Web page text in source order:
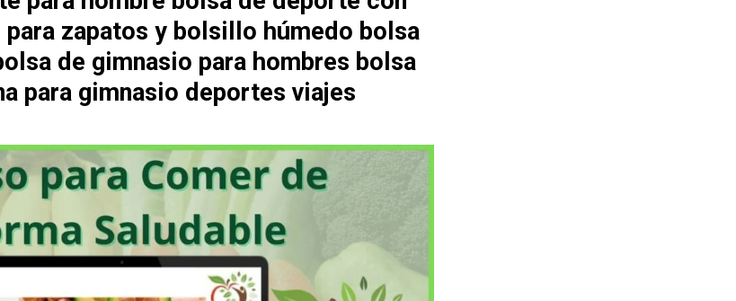
zapatos y bolsillo húmedo bolsa
de gimnasio para hombres bolsa
para gimnasio deportes viajes